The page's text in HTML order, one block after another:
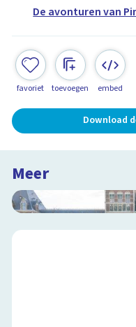
De avonturen van
favoriet toevoegen embed
Download
Meer